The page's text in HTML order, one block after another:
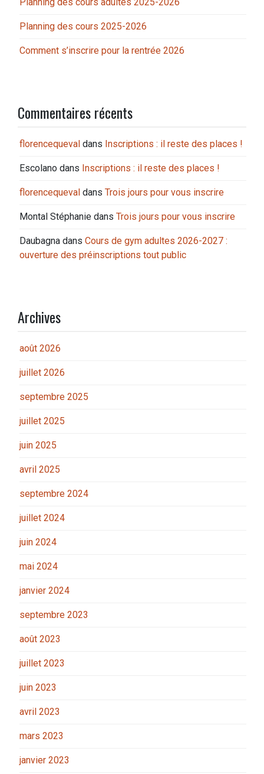
Planning des cours 2025-2026
Comment s’inscrire pour la rentrée 2026
Commentaires récents
florencequeval dans Inscriptions : il reste des places !
Escolano dans Inscriptions : il reste des places !
florencequeval dans Trois jours pour vous inscrire
Montal Stéphanie dans Trois jours pour vous inscrire
Daubagna dans Cours de gym adultes 2026-2027 :
ouverture des préinscriptions tout public
Archives
août 2026
juillet 2026
septembre 2025
juillet 2025
juin 2025
avril 2025
septembre 2024
juillet 2024
juin 2024
mai 2024
janvier 2024
septembre 2023
août 2023
juillet 2023
juin 2023
avril 2023
mars 2023
janvier 2023